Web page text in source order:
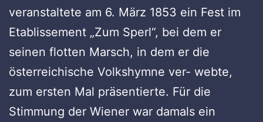
veranstaltete am 6. März 1853 ein Fest im
Etablissement „Zum Sperl“, bei dem er
seinen flotten Marsch, in dem er die
österreichische Volkshymne ver- webte,
zum ersten Mal präsentierte. Für die
Stimmung der Wiener war damals ein